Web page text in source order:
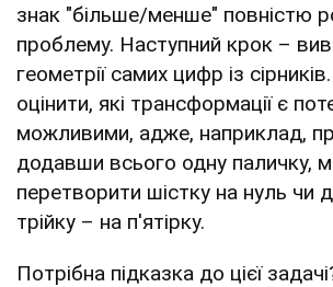
знак "більше/менше" повністю
проблему. Наступний крок –
геометрії самих цифр із
оцінити, які трансформації є
можливими, адже, наприклад,
додавши всього одну паличку,
перетворити шістку на нуль чи
трійку – на п'ятірку.
Потрібна підказка до цієї